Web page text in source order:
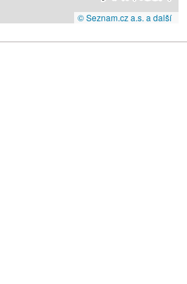
© Seznam.cz a.s. a další